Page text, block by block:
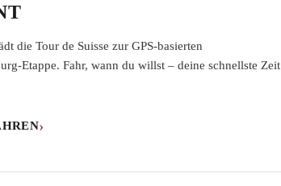
die Tour de Suisse zur GPS-basierten
Etappe. Fahr, wann du willst – deine schnellste Zeit